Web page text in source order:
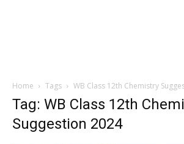
Home Tags WB Class 12th Chemistry
Tag: WB Class 12th
Suggestion 2024